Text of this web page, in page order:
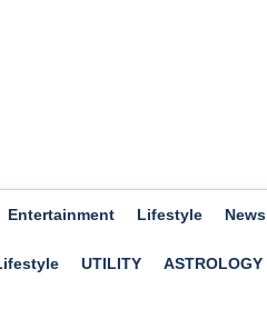
Entertainment Lifestyle News
UTILITY ASTROLOGY